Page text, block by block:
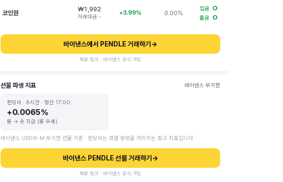
코인원
₩1,992
거래대금 -
+3.99% 0.00%
입금 O
출금 O
바이낸스에서 PENDLE 거래하기 →
제휴 링크 · 바이낸스 공식 가입
선물 파생 지표 바이낸스 무기한
펀딩비 · 8시간 · 정산 17:00
+0.0065%
롱 → 숏 지급 (롱 우세)
바이낸스 USDⓈ-M 무기한 선물 기준 · 펀딩비는 과열 방향을 가리키는 참고 지표입니다.
바이낸스 PENDLE 선물 거래하기 →
제휴 링크 · 바이낸스 공식 가입